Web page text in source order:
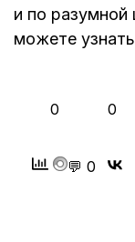
и по разумной
можете
0 0
💬 0